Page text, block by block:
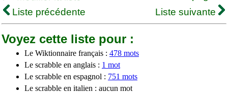
Liste précédente
Liste suivante
Voyez cette liste pour :
Le Wiktionnaire français : 478 mots
Le scrabble en anglais : 1 mot
Le scrabble en espagnol : 751 mots
Le scrabble en italien : aucun mot